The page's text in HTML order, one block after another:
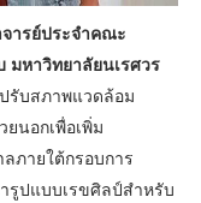
ารย์ประจำคณะ
มหาวิทยาลัยนเรศวร
รับสภาพแวดล้อม
นอกเพื่อเพิ่ม
ภายใต้กรอบการ
รูปแบบเรขศิลป์สำหรับ